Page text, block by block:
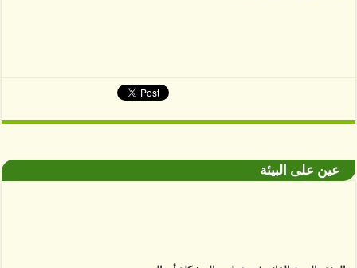
عين على البيئة
البيئة والتنوع القائم في خطر، والمشكلة أن اليد